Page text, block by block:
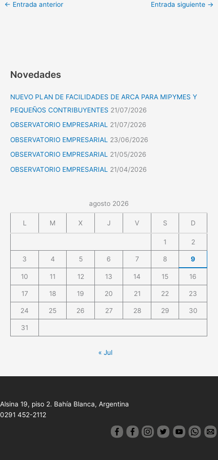
← Entrada anterior Entrada siguiente →
Novedades
NUEVO PLAN DE FACILIDADES DE ARCA PARA MIPYMES Y
PEQUEÑOS CONTRIBUYENTES 21/07/2026
OBSERVATORIO EMPRESARIAL 21/07/2026
OBSERVATORIO EMPRESARIAL
23/06/2026
OBSERVATORIO EMPRESARIAL
21/05/2026
OBSERVATORIO EMPRESARIAL
21/04/2026
agosto 2026
L M X J V S D
1 2
3 4 5 6 7 8 9
10 11 12 13 14 15 16
17 18 19 20 21 22 23
24 25 26 27 28 29 30
31
« Jul
Alsina 19, piso 2. Bahía Blanca, Argentina
0291 452-2112